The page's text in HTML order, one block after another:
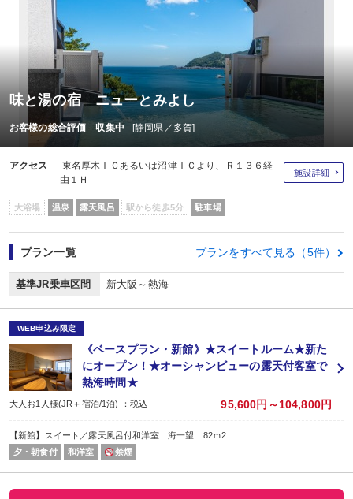
味と湯の宿 ニューとみよし
お客様の総合評価 収集中 [静岡県／多賀]
アクセス
東名厚木ＩＣあるいは沼津ＩＣより、Ｒ１３６経
由１Ｈ
施設詳細
大浴場 温泉 露天風呂 駅から徒歩5分 駐車場
プラン一覧 プランをすべて見る（5件）
基準JR乗車区間 新大阪～熱海
WEB申込み限定
《ベースプラン・新館》★スイートルーム★新た
にオープン！★オーシャンビューの露天付客室で
熱海時間★
大人お1人様(JR＋宿泊/1泊) ：税込 95,600円～104,800円
【新館】スイート／露天風呂付和洋室 海一望 82ｍ2
夕・朝食付
和洋室 禁煙